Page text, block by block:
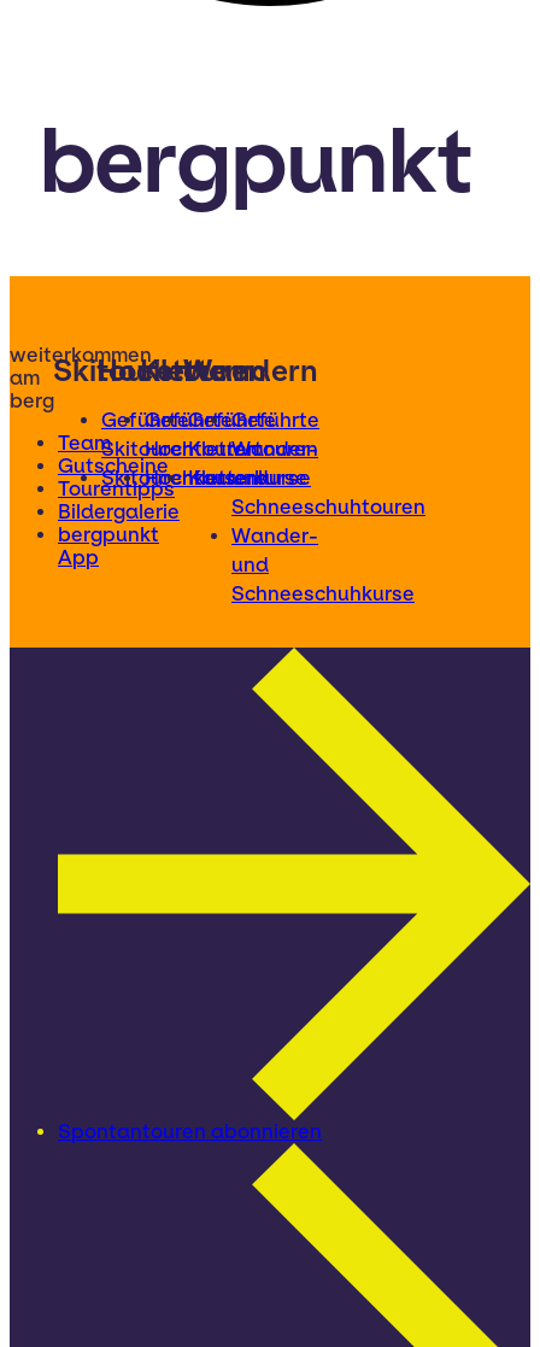
bergpunkt
weiterkommen
am
berg
Team
Gutscheine
Tourentipps
Bildergalerie
bergpunkt
App
Skitouren
Geführte
Skitouren
Skitourenkurse
Hochtouren
Geführte
Hochtouren
Hochtourenkurse
Klettern
Geführte
Klettertouren
Kletterkurse
Wandern
Geführte
Wander-
und
Schneeschuhtouren
Wander-
und
Schneeschuhkurse
Spontantouren abonnieren